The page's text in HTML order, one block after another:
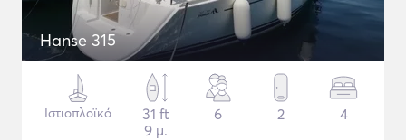
Hanse 315
Ιστιοπλοϊκό
31 ft
9 μ.
6 2 4